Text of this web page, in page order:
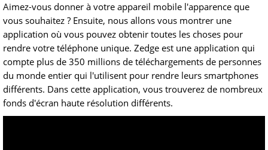
Aimez-vous donner à votre appareil mobile l'apparence que
vous souhaitez ? Ensuite, nous allons vous montrer une
application où vous pouvez obtenir toutes les choses pour
rendre votre téléphone unique. Zedge est une application qui
compte plus de 350 millions de téléchargements de personnes
du monde entier qui l'utilisent pour rendre leurs smartphones
différents. Dans cette application, vous trouverez de nombreux
fonds d'écran haute résolution différents.